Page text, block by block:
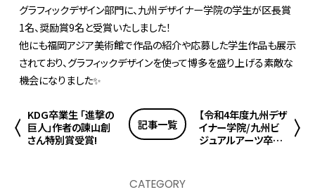
グラフィックデザイン部門に、九州デザイナー学院の学生が区長賞
1名、奨励賞9名と受賞いたしました！
他にも福岡アジア美術館で作品の紹介や応募した学生作品も展示
されており、グラフィックデザインを使って博多を盛り上げる素敵な
機会になりました✨
KDG卒業生 「進撃の
巨人」作者の諫山創
さん特別賞受賞!
記事一覧
【令和4年度九州デザ
イナー学院/九州ビ
ジュアルアーツ卒業
CATEGORY